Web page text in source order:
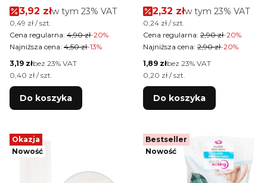
bikini Xanitalia malina
10 szt
Cena promocyjna brutto
3,92 złw tym %s VAT
w tym 23% VAT
Cena jednostkowa brutto
0,49 zł / szt.
Cena regularna: 4,90 zł-20%
Najniższa cena: 4,50 zł-13%
Cena netto
3,19 złbez 23% VAT
Cena jednostkowa netto
0,40 zł / szt.
Do koszyka
bikini Xanitalia pink 6
szt
Cena promocyjna
2,32 złw tym %s VAT
w tym 23% VAT
Cena jednostkowa brutto
0,24 zł / szt.
Cena regularna: 2,90 zł-20%
Najniższa cena: 2,90 zł-20%
Cena netto
1,89 złbez 23% VAT
Cena jednostkowa netto
0,20 zł / szt.
Do koszyka
Okazja
Nowość
Bestseller
Nowość